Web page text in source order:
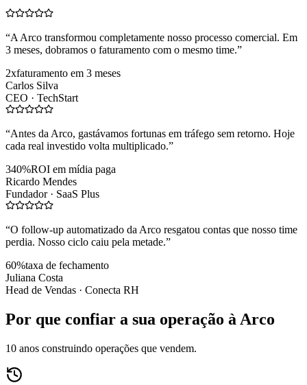
“A Arco transformou completamente nosso processo comercial. Em
3 meses, dobramos o faturamento com o mesmo time.”
2xfaturamento em 3 meses
Carlos Silva
CEO · TechStart
“Antes da Arco, gastávamos fortunas em tráfego sem retorno. Hoje
cada real investido volta multiplicado.”
340%ROI em mídia paga
Ricardo Mendes
Fundador · SaaS Plus
“O follow-up automatizado da Arco resgatou contas que nosso time
perdia. Nosso ciclo caiu pela metade.”
60%taxa de fechamento
Juliana Costa
Head de Vendas · Conecta RH
Por que confiar a sua operação à Arco
10 anos construindo operações que vendem.